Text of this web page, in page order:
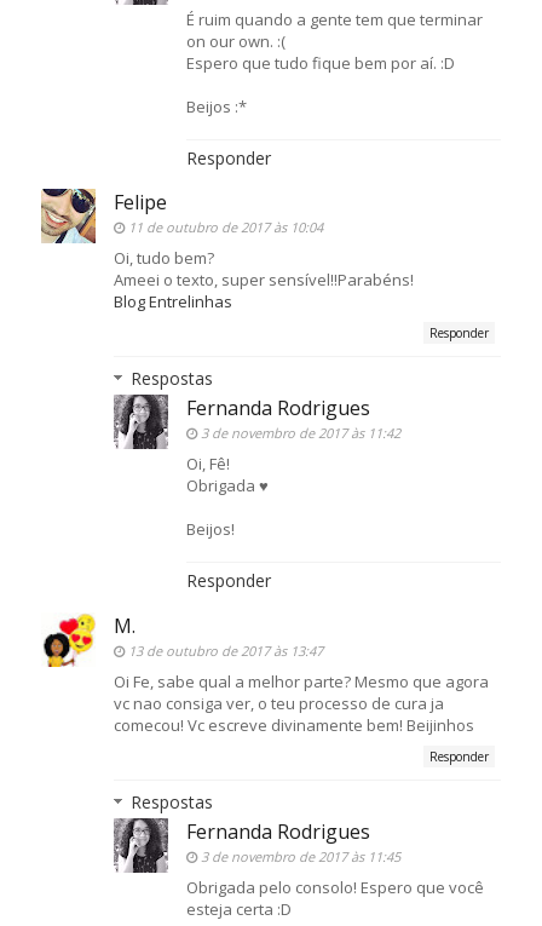
É ruim quando a gente tem que terminar
on our own. :(
Espero que tudo fique bem por aí. :D
Beijos :*
Responder
Felipe
11 de outubro de 2017 às 10:04
Oi, tudo bem?
Ameei o texto, super sensível!!Parabéns!
Blog Entrelinhas
Responder
Respostas
Fernanda Rodrigues
3 de novembro de 2017 às 11:42
Oi, Fê!
Obrigada ♥
Beijos!
Responder
M.
13 de outubro de 2017 às 13:47
Oi Fe, sabe qual a melhor parte? Mesmo que agora
vc nao consiga ver, o teu processo de cura ja
comecou! Vc escreve divinamente bem! Beijinhos
Responder
Respostas
Fernanda Rodrigues
3 de novembro de 2017 às 11:45
Obrigada pelo consolo! Espero que você
esteja certa :D